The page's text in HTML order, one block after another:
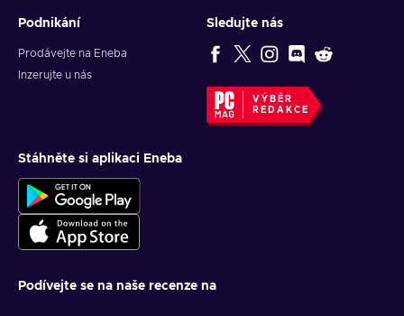
Podnikání
Prodávejte na Eneba
Inzerujte u nás
Sledujte nás
VÝBĚR
REDAKCE
Stáhněte si aplikaci Eneba
Podívejte se na naše recenze na